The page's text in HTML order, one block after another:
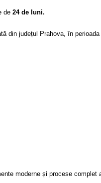
de 24 de luni.
din județul Prahova, în
moderne și procese complet